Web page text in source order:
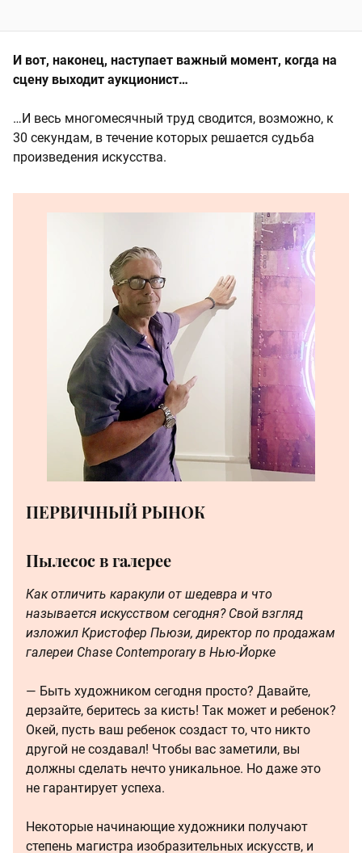
И вот, наконец, наступает важный момент, когда на
сцену выходит аукционист…
…И весь многомесячный труд сводится, возможно, к
30 секундам, в течение которых решается судьба
произведения искусства.
ПЕРВИЧНЫЙ РЫНОК
Пылесос в галерее
Как отличить каракули от шедевра и что
называется искусством сегодня? Свой взгляд
изложил Кристофер Пьюзи, директор по продажам
галереи Chase Contemporary в Нью-Йорке
— Быть художником сегодня просто? Давайте,
дерзайте, беритесь за кисть! Так может и ребенок?
Окей, пусть ваш ребенок создаст то, что никто
другой не создавал! Чтобы вас заметили, вы
должны сделать нечто уникальное. Но даже это
не гарантирует успеха.
Некоторые начинающие художники получают
степень магистра изобразительных искусств, и